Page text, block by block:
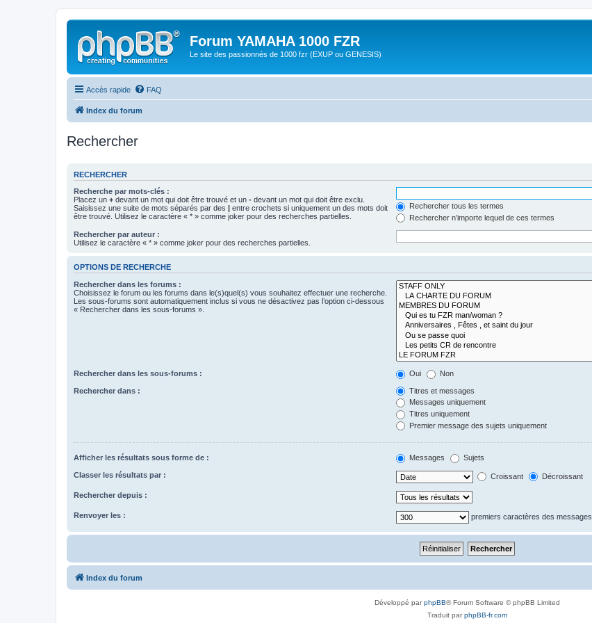
Forum YAMAHA 1000 FZR
Le site des passionnés de 1000 fzr (EXUP ou GENESIS)
Accès rapide FAQ
Index du forum
Rechercher
RECHERCHER
Recherche par mots-clés :
Placez un + devant un mot qui doit être trouvé et un - devant un mot qui doit être exclu.
Saisissez une suite de mots séparés par des | entre crochets si uniquement un des mots doit
être trouvé. Utilisez le caractère « * » comme joker pour des recherches partielles.
Rechercher tous les termes
Rechercher n’importe lequel de ces termes
Rechercher par auteur :
Utilisez le caractère « * » comme joker pour des recherches partielles.
OPTIONS DE RECHERCHE
Rechercher dans les forums :
Choisissez le forum ou les forums dans le(s)quel(s) vous souhaitez effectuer une recherche.
Les sous-forums sont automatiquement inclus si vous ne désactivez pas l’option ci-dessous
« Rechercher dans les sous-forums ».
Rechercher dans les sous-forums : Oui Non
Rechercher dans :
Titres et messages
Messages uniquement
Titres uniquement
Premier message des sujets uniquement
Afficher les résultats sous forme de : Messages Sujets
Classer les résultats par : Croissant Décroissant
Rechercher depuis :
Renvoyer les : premiers caractères des messages
Index du forum
Développé parphpBB® Forum Software © phpBB Limited
Traduit parphpBB-fr.com